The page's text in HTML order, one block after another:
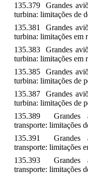
135.379 Grandes
turbina: limitações de
135.381 Grandes
turbina: limitações em
135.383 Grandes
turbina: limitações em
135.385 Grandes
turbina: limitações de
135.387 Grandes
turbina: limitações de
135.389 Grandes
transporte: limitações
135.391 Grandes
transporte: limitações
135.393 Grandes
transporte: limitações